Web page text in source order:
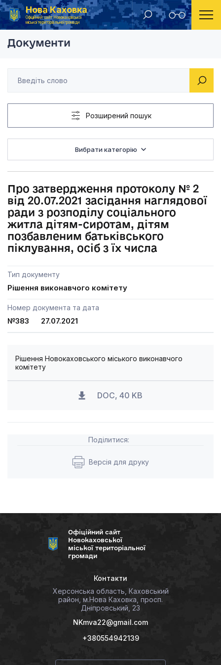
Нова Каховка
Офіційний сайт Новокаховської
міської територіальної громади
Головна Рішення виконавчого комітету Новокаховської міської ради 2021 року Про затвердження
Документи
Розширений пошук
Вибрати категорію
Про затвердження протоколу № 2
від 20.07.2021 засідання наглядової
ради з розподілу соціального
житла дітям-сиротам, дітям
позбавленим батьківського
піклування, осіб з їх числа
Тип документу
Рішення виконавчого комітету
Номер документа та дата
№383 27.07.2021
Рішення Новокаховського міського виконавчого
комітету
DOC, 40 KB
Поділитися:
Версія для друку
Офіційний сайт
Новокаховської
міської територіальної
громади
Контакти
Херсонська область, Каховський
район, м.Нова Каховка, просп.
Дніпровський, 23
NKmva22@gmail.com
+380554942139